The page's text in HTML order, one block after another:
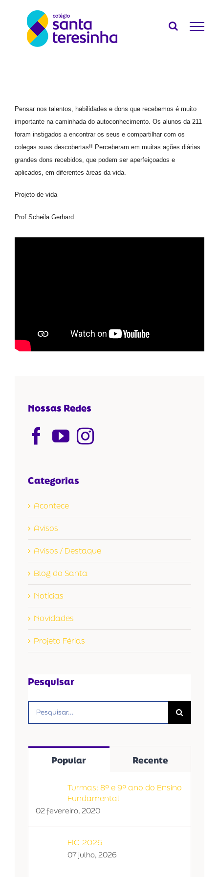
conteúdo
Pensar nos talentos, habilidades e dons que recebemos é muito
importante na caminhada do autoconhecimento. Os alunos da 211
foram instigados a encontrar os seus e compartilhar com os
colegas suas descobertas!! Perceberam em muitas ações diárias
grandes dons recebidos, que podem ser aperfeiçoados e
aplicados, em diferentes áreas da vida.
Projeto de vida
Prof Scheila Gerhard
Nossas Redes
Categorias
Acontece
Avisos
Avisos / Destaque
Blog do Santa
Notícias
Novidades
Projeto Férias
Pesquisar
resultados
Popular Recente
Turmas: 8º e 9º ano do Ensino
Fundamental
02 fevereiro, 2020
FIC-2026
07 julho, 2026